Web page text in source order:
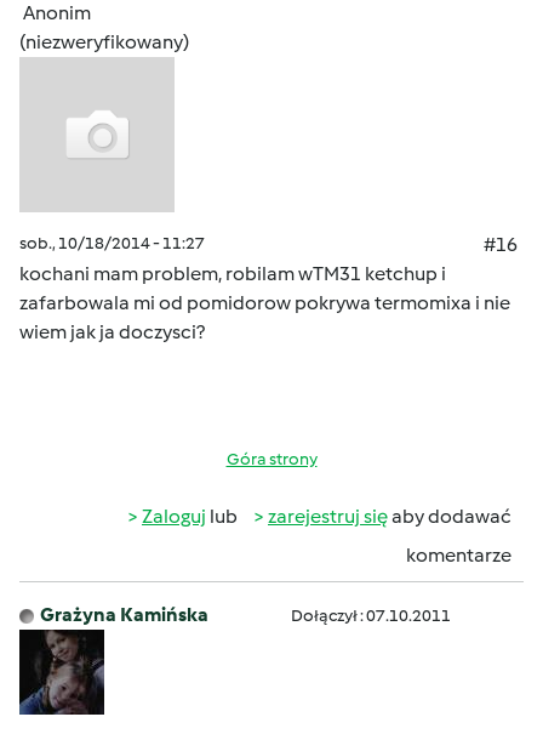
Anonim
(niezweryfikowany)
sob., 10/18/2014 - 11:27
#16
kochani mam problem, robilam wTM31 ketchup i
zafarbowala mi od pomidorow pokrywa termomixa i nie
wiem jak ja doczysci?
Góra strony
Zaloguj lub zarejestruj sięaby dodawać
komentarze
Grażyna Kamińska Dołączył : 07.10.2011